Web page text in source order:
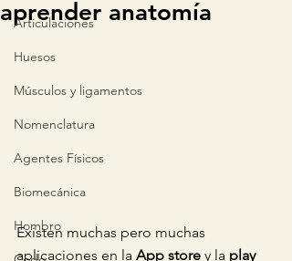
Articulaciones
Huesos
Músculos y ligamentos
Nomenclatura
Agentes Físicos
Biomecánica
Hombro
aprender anatomía
Existen muchas pero muchas
aplicaciones en la App store y la play